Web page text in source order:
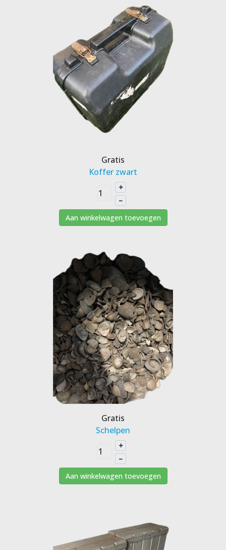
Gratis
Koffer zwart
+
–
Aan winkelwagen toevoegen
Gratis
Schelpen
+
–
Aan winkelwagen toevoegen